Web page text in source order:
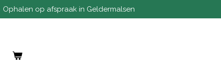
Ophalen op afspraak in Geldermalsen